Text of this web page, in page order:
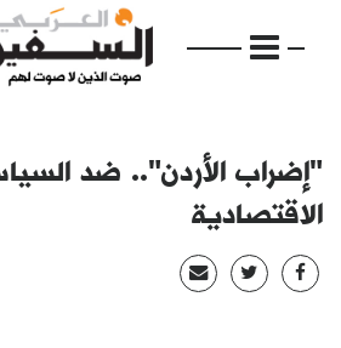
الرئيسية
"إضراب الأردن".. ضد
الاقتصادية